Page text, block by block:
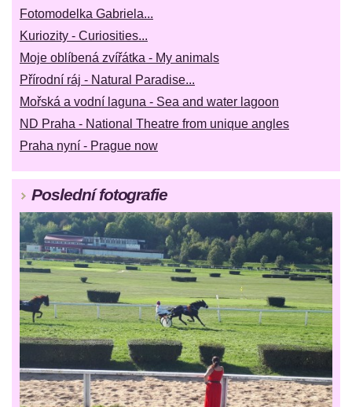
Fotomodelka Gabriela...
Kuriozity - Curiosities...
Moje oblíbená zvířátka - My animals
Přírodní ráj - Natural Paradise...
Mořská a vodní laguna - Sea and water lagoon
ND Praha - National Theatre from unique angles
Praha nyní - Prague now
Poslední fotografie